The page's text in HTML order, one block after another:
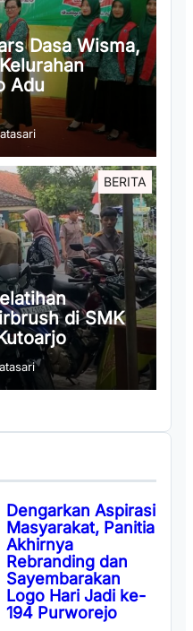
Dasa Wisma,
Adu
BERITA
di SMK
Dengarkan Aspirasi
Masyarakat, Panitia
Akhirnya
Rebranding dan
Sayembarakan
Logo Hari Jadi ke-
194 Purworejo